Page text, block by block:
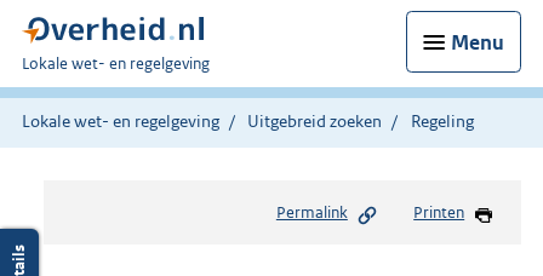
Menu
U
bent
hier:
Lokale wet- en regelgeving
Lokale wet- en regelgeving Uitgebreid zoeken Regeling
Permalink Printen